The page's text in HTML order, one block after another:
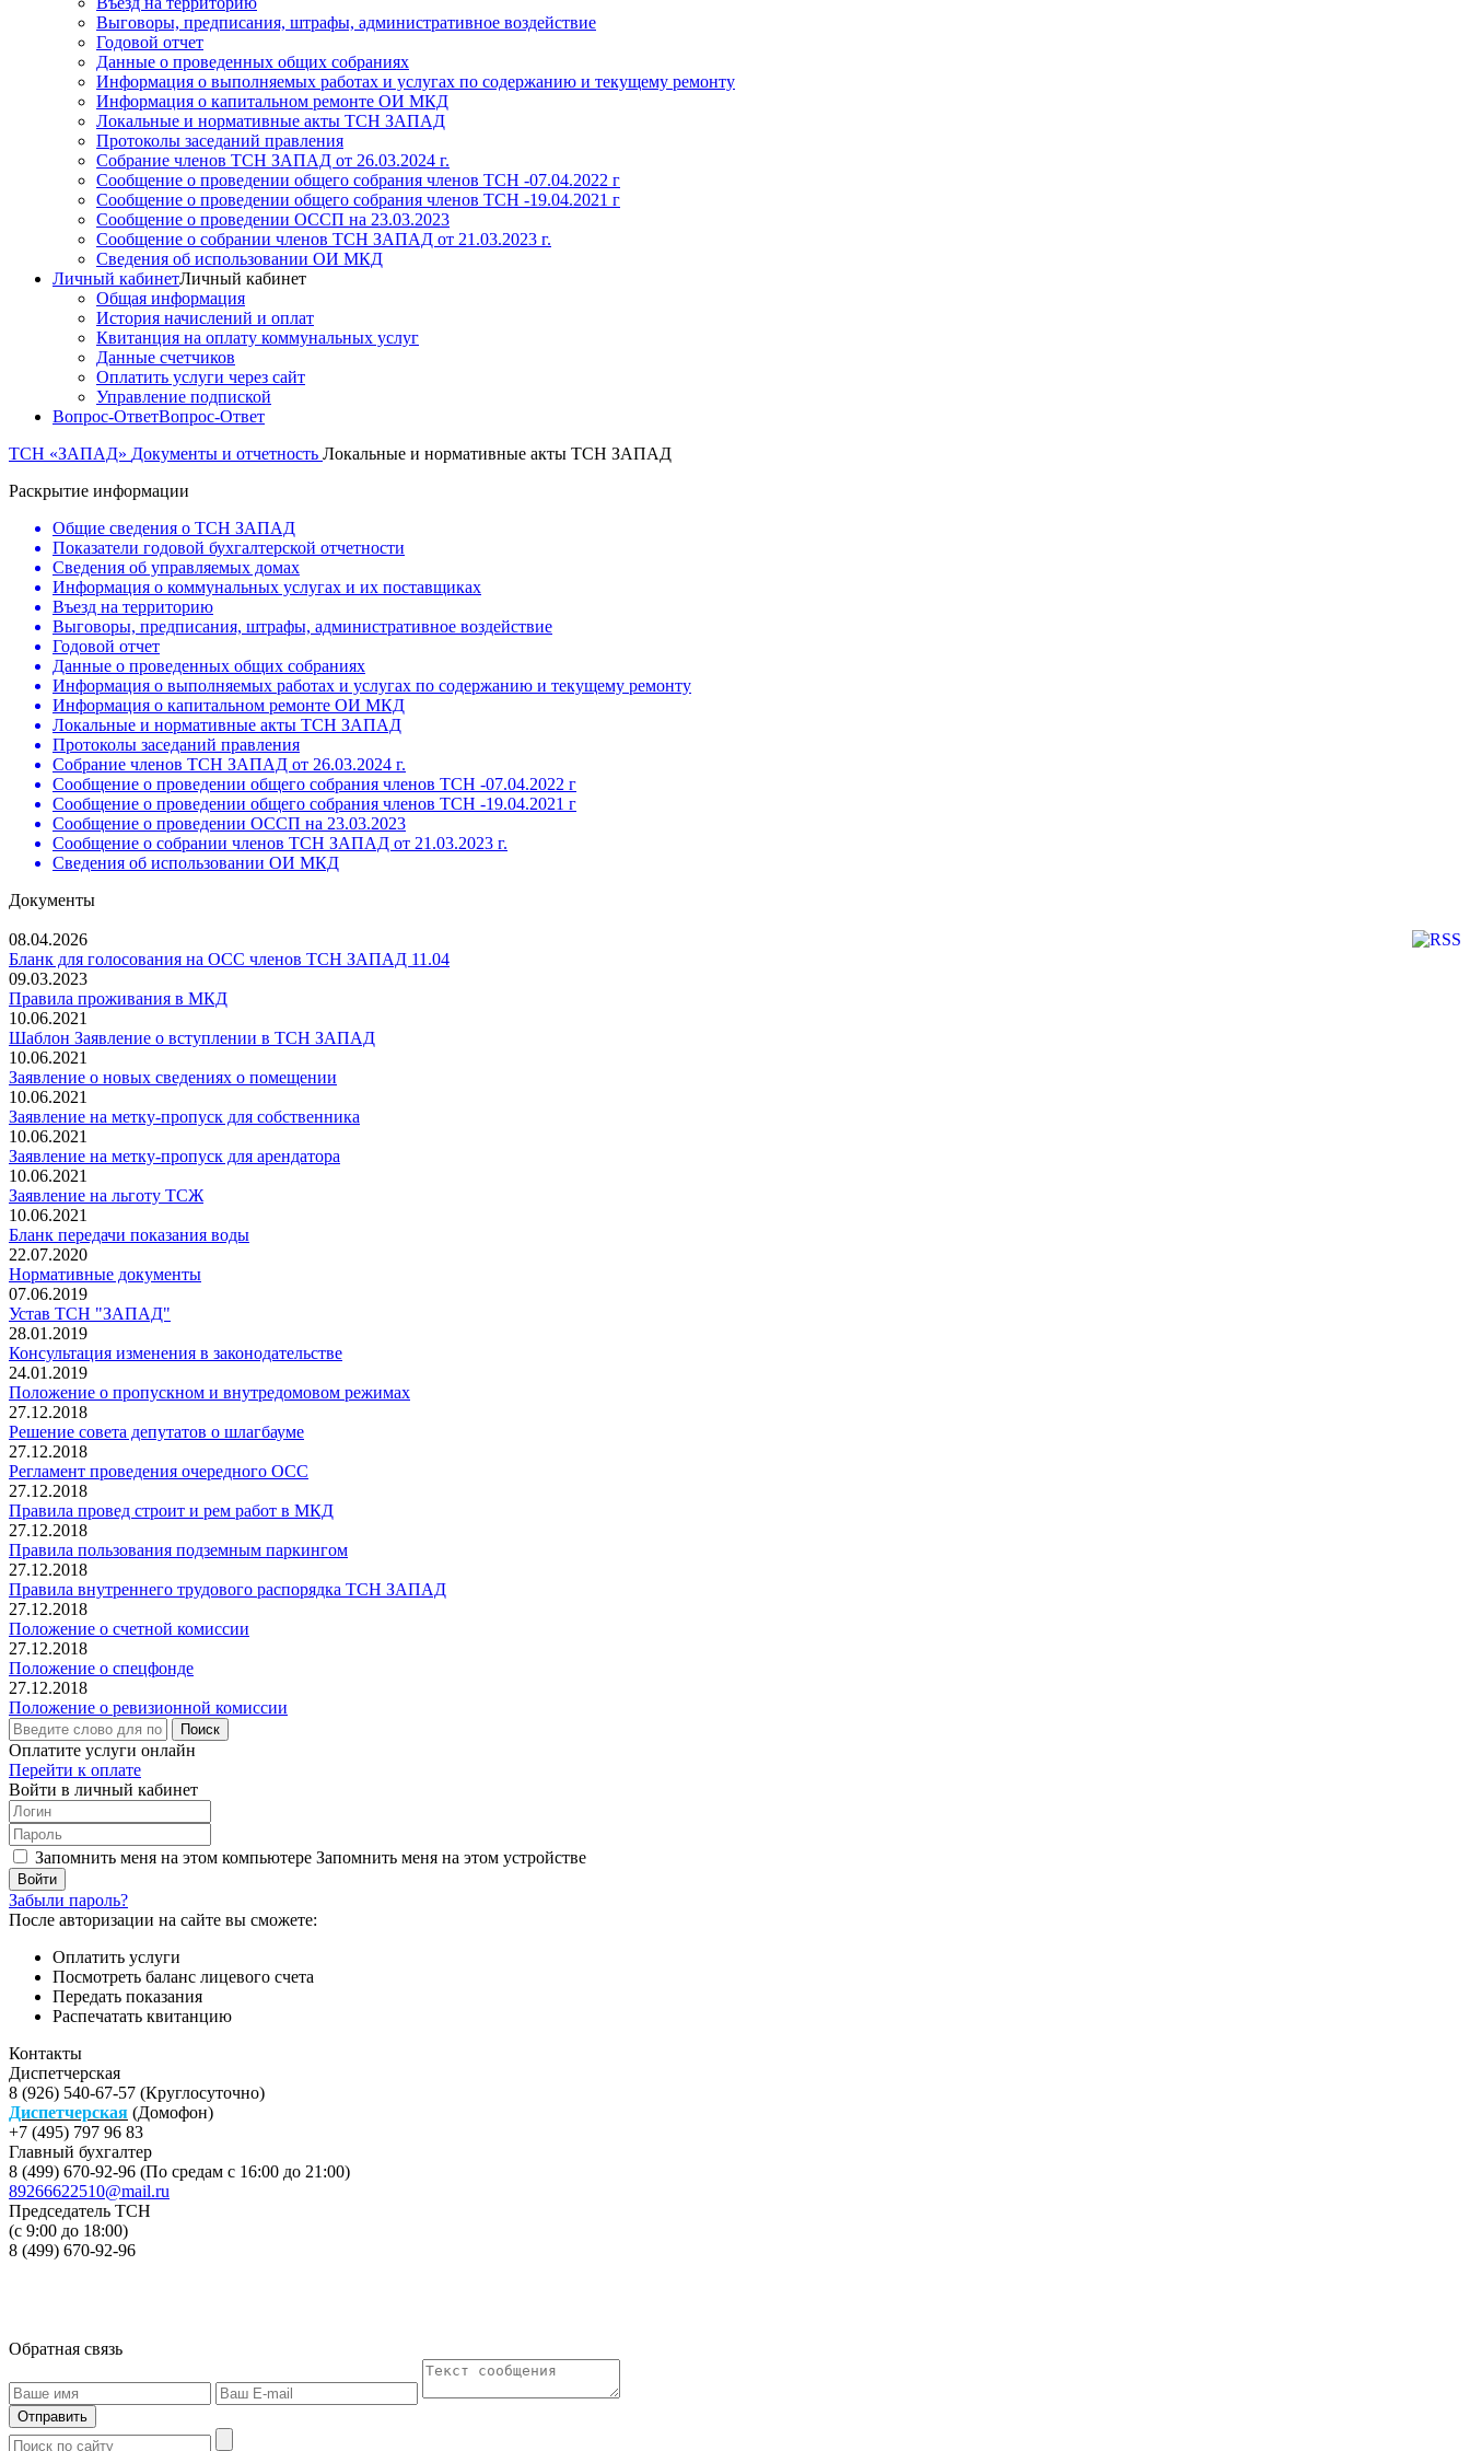
Выговоры, предписания, штрафы, административное воздействие
Годовой отчет
Данные о проведенных общих собраниях
Информация о выполняемых работах и услугах по содержанию и текущему ремонту
Информация о капитальном ремонте ОИ МКД
Локальные и нормативные акты ТСН ЗАПАД
Протоколы заседаний правления
Собрание членов ТСН ЗАПАД от 26.03.2024 г.
Сообщение о проведении общего собрания членов ТСН -07.04.2022 г
Сообщение о проведении общего собрания членов ТСН -19.04.2021 г
Сообщение о проведении ОССП на 23.03.2023
Сообщение о собрании членов ТСН ЗАПАД от 21.03.2023 г.
Сведения об использовании ОИ МКД
Личный кабинетЛичный кабинет
Общая информация
История начислений и оплат
Квитанция на оплату коммунальных услуг
Данные счетчиков
Оплатить услуги через сайт
Управление подпиской
Вопрос-ОтветВопрос-Ответ
ТСН «ЗАПАД» Документы и отчетность Локальные и нормативные акты ТСН ЗАПАД
Раскрытие информации
Общие сведения о ТСН ЗАПАД
Показатели годовой бухгалтерской отчетности
Сведения об управляемых домах
Информация о коммунальных услугах и их поставщиках
Въезд на территорию
Выговоры, предписания, штрафы, административное воздействие
Годовой отчет
Данные о проведенных общих собраниях
Информация о выполняемых работах и услугах по содержанию и текущему ремонту
Информация о капитальном ремонте ОИ МКД
Локальные и нормативные акты ТСН ЗАПАД
Протоколы заседаний правления
Собрание членов ТСН ЗАПАД от 26.03.2024 г.
Сообщение о проведении общего собрания членов ТСН -07.04.2022 г
Сообщение о проведении общего собрания членов ТСН -19.04.2021 г
Сообщение о проведении ОССП на 23.03.2023
Сообщение о собрании членов ТСН ЗАПАД от 21.03.2023 г.
Сведения об использовании ОИ МКД
Документы
08.04.2026
Бланк для голосования на ОСС членов ТСН ЗАПАД 11.04
09.03.2023
Правила проживания в МКД
10.06.2021
Шаблон Заявление о вступлении в ТСН ЗАПАД
10.06.2021
Заявление о новых сведениях о помещении
10.06.2021
Заявление на метку-пропуск для собственника
10.06.2021
Заявление на метку-пропуск для арендатора
10.06.2021
Заявление на льготу ТСЖ
10.06.2021
Бланк передачи показания воды
22.07.2020
Нормативные документы
07.06.2019
Устав ТСН "ЗАПАД"
28.01.2019
Консультация изменения в законодательстве
24.01.2019
Положение о пропускном и внутредомовом режимах
27.12.2018
Решение совета депутатов о шлагбауме
27.12.2018
Регламент проведения очередного ОСС
27.12.2018
Правила провед строит и рем работ в МКД
27.12.2018
Правила пользования подземным паркингом
27.12.2018
Правила внутреннего трудового распорядка ТСН ЗАПАД
27.12.2018
Положение о счетной комиссии
27.12.2018
Положение о спецфонде
27.12.2018
Положение о ревизионной комиссии
Поиск
Оплатите услуги онлайн
Перейти к оплате
Войти в личный кабинет
Запомнить меня на этом компьютере Запомнить меня на этом устройстве
Забыли пароль?
После авторизации на сайте вы сможете:
Оплатить услуги
Посмотреть баланс лицевого счета
Передать показания
Распечатать квитанцию
Контакты
Диспетчерская
8 (926) 540-67-57 (Круглосуточно)
Диспетчерская (Домофон)
+7 (495) 797 96 83
Главный бухгалтер
8 (499) 670-92-96 (По средам с 16:00 до 21:00)
89266622510@mail.ru
Председатель ТСН
(с 9:00 до 18:00)
8 (499) 670-92-96
Обратная связь
Отправить